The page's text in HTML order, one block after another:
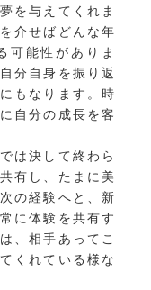
を与えてくれま
介せばどんな年
可能性がありま
分自身を振り返
もなります。時
自分の成長を客
は決して終わら
有し、たまに美
の経験へと、新
に体験を共有す
、相手あってこ
くれている様な